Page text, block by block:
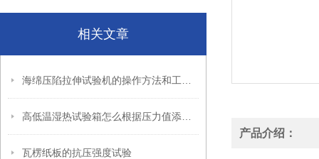
相关文章
瓦楞纸板的抗压强度试验
产品介绍：